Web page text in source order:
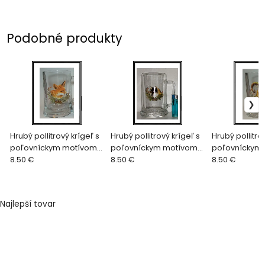
Podobné produkty
Hrubý pollitrový krígeľ s
poľovníckym motívom
líška
8.50 €
Hrubý pollitrový krígeľ s
poľovníckym motívom
vlk
8.50 €
Hrubý
poľovníckym
motívom
8.50 €
Najlepší tovar